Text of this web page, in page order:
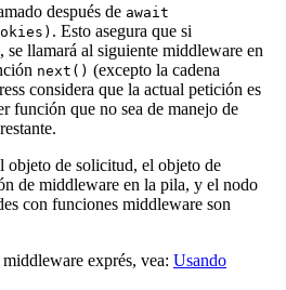
después de await
. Esto asegura que si
se llamará al siguiente middleware en
next() (excepto la cadena
considera que la actual petición es
función que no sea de manejo de
objeto de solicitud, el objeto de
de middleware en la pila, y el nodo
con funciones middleware son
exprés, vea: Usando